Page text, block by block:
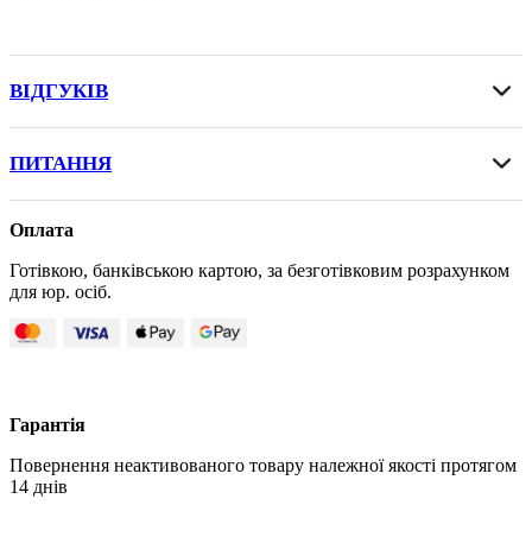
ВІДГУКІВ
ПИТАННЯ
Оплата
Готівкою, банківською картою, за безготівковим розрахунком
для юр. осіб.
Гарантія
Повернення неактивованого товару належної якості протягом
14 днів